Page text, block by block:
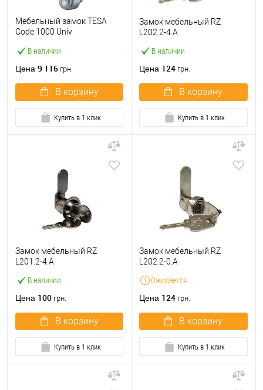
В наличии
Мебельный замок TESA
Code 1000 Univ
серый
Цена 9 116 грн.
В корзину
Купить в 1 клик
В наличии
Замок мебельный RZ
L202.2-4.А
Цена 124 грн.
В корзину
Купить в 1 клик
В наличии
Замок мебельный RZ
L201.2-4.A
Цена 100 грн.
В корзину
Купить в 1 клик
Ожидается
Замок мебельный RZ
L202.2-0.A
Цена 124 грн.
В корзину
Купить в 1 клик